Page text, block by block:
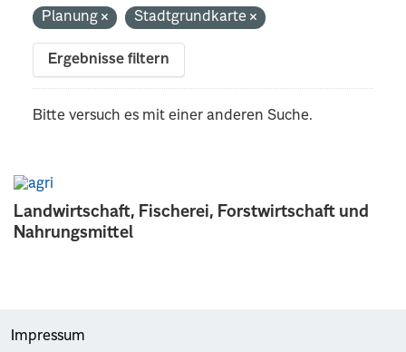
Landwirtschaft, Fischerei, Forstwirtschaft und
Nahrungsmittel
Planung
Stadtgrundkarte
Ergebnisse filtern
Bitte versuch es mit einer anderen Suche.
Impressum